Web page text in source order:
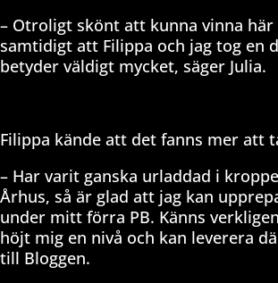
– Otroligt skönt att kunna vinna här
samtidigt att Filippa och jag tog en
betyder väldigt mycket, säger Julia.
Filippa kände att det fanns mer att
– Har varit ganska urladdad i
Århus, så är glad att jag kan
under mitt förra PB. Känns
höjt mig en nivå och kan leverera
till Bloggen.